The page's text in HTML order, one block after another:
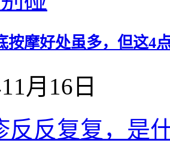
按摩好处虽多，但这4
月16日